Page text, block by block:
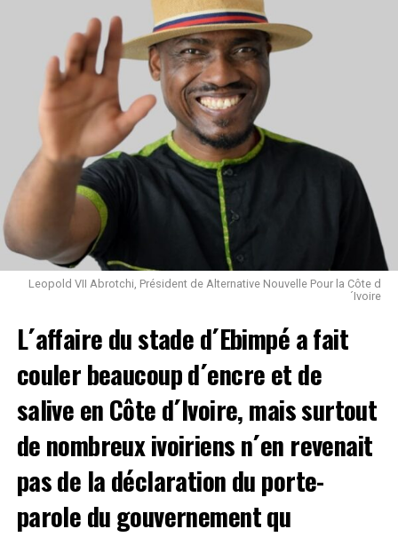
Saint Léo
Facebook
Twitter
EmailWhatsApp
Telegram
Partager
Comments
comments
Leopold VII Abrotchi, Président de Alternative Nouvelle Pour la Côte d
´Ivoire
L´affaire du stade d´Ebimpé a fait
couler beaucoup d´encre et de
salive en Côte d´Ivoire, mais surtout
de nombreux ivoiriens n´en revenait
pas de la déclaration du porte-
parole du gouvernement qu